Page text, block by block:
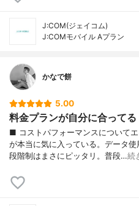
J:COM(ジェイコム)
J:COMモバイル Aプラン
かなで餅
5.00
料金プランが自分に合ってる
■ コストパフォーマンスについて
が本当に気に入っている。データ使
段階制はまさにピッタリ。普段…続